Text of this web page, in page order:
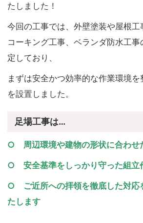
たしました！
今回の工事では、外壁塗装や屋根工
コーキング工事、ベランダ防水工
定しており、
まずは安全かつ効率的な作業環境
を設置しました。
足場工事は…
○ 周辺環境や建物の形状に合わせ
○ 安全基準をしっかり守った組立
○ ご近所への拝領を徹底した対応
たします